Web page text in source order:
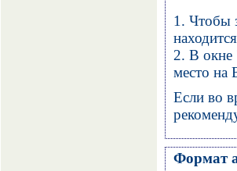
1. Чтобы
2. В окне
место на
Если во
Формат